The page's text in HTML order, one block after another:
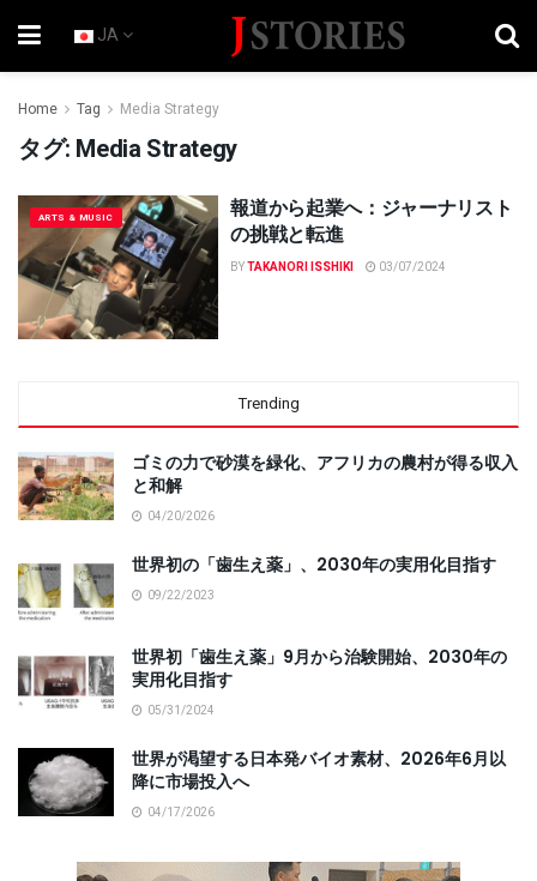
JA
Home Tag Media Strategy
タグ: Media Strategy
ARTS & MUSIC
報道から起業へ：ジャーナリスト
の挑戦と転進
BYTAKANORI ISSHIKI 03/07/2024
Trending
ゴミの力で砂漠を緑化、アフリカの農村が得る収入
と和解
04/20/2026
世界初の「歯生え薬」、2030年の実用化目指す
09/22/2023
世界初「歯生え薬」9月から治験開始、2030年の
実用化目指す
05/31/2024
世界が渇望する日本発バイオ素材、2026年6月以
降に市場投入へ
04/17/2026